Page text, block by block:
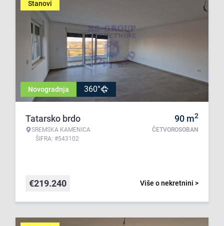
Stanovi
Novogradnja 360°
Tatarsko brdo
SREMSKA KAMENICA
ŠIFRA: #543102
90 m2
ČETVOROSOBAN
Više o nekretnini >
€219.240